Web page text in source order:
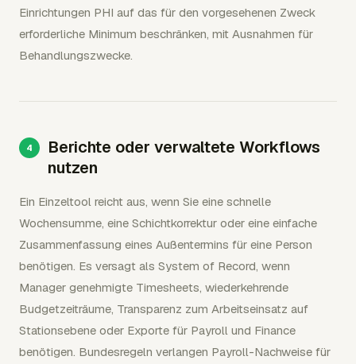
Einrichtungen PHI auf das für den vorgesehenen Zweck
erforderliche Minimum beschränken, mit Ausnahmen für
Behandlungszwecke.
Berichte oder verwaltete Workflows
nutzen
Ein Einzeltool reicht aus, wenn Sie eine schnelle
Wochensumme, eine Schichtkorrektur oder eine einfache
Zusammenfassung eines Außentermins für eine Person
benötigen. Es versagt als System of Record, wenn
Manager genehmigte Timesheets, wiederkehrende
Budgetzeiträume, Transparenz zum Arbeitseinsatz auf
Stationsebene oder Exporte für Payroll und Finance
benötigen. Bundesregeln verlangen Payroll-Nachweise für